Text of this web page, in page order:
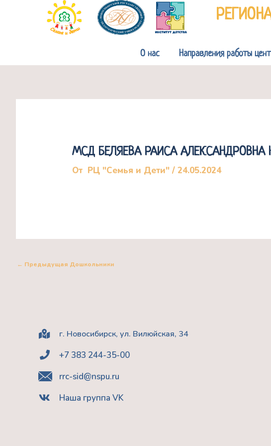
содержимому
О нас Направления работы
МСД БЕЛЯЕВА РАИСА
От РЦ "Семья и Дети"/24.05.2024
← Предыдущая Дошкольники
г. Новосибирск, ул. Вилюйская, 34
+7 383 244-35-00
rrc-sid@nspu.ru
Наша группа VK